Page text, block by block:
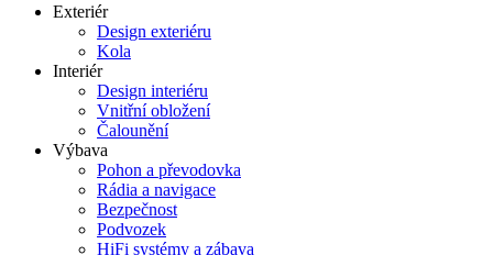
Exteriér
Design exteriéru
Kola
Interiér
Design interiéru
Vnitřní obložení
Čalounění
Výbava
Pohon a převodovka
Rádia a navigace
Bezpečnost
Podvozek
HiFi systémy a zábava